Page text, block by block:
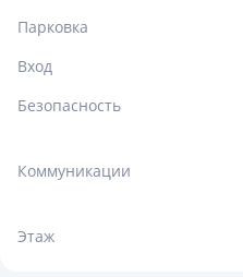
Парковка
Вход
Безопасность
Коммуникации
Этаж